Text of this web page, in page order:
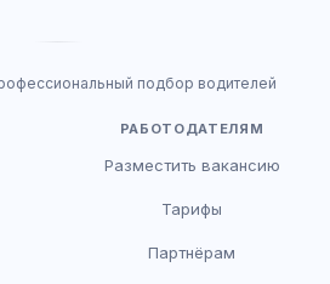
подбор водителей
РАБОТОДАТЕЛЯМ
Разместить вакансию
Тарифы
Партнёрам